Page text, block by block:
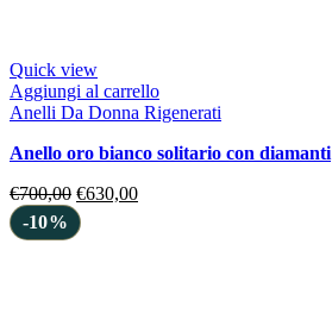
Quick view
Aggiungi al carrello
Anelli Da Donna Rigenerati
anello oro bianco solitario con diamanti
€700,00 €630,00
-10%